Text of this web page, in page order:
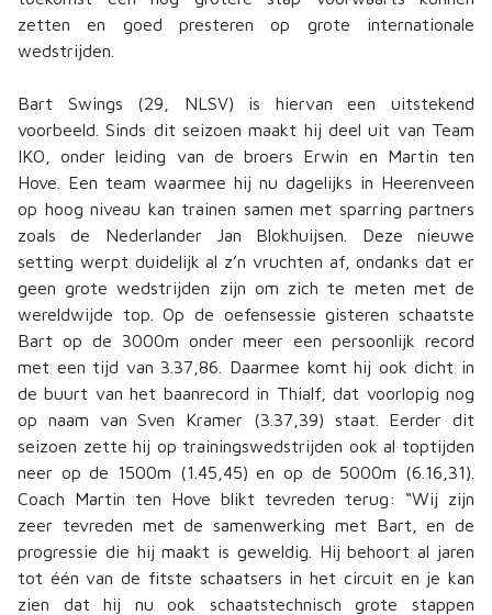
zetten en goed presteren op grote internationale
wedstrijden.
Bart Swings (29, NLSV) is hiervan een uitstekend
voorbeeld. Sinds dit seizoen maakt hij deel uit van Team
IKO, onder leiding van de broers Erwin en Martin ten
Hove. Een team waarmee hij nu dagelijks in Heerenveen
op hoog niveau kan trainen samen met sparring partners
zoals de Nederlander Jan Blokhuijsen. Deze nieuwe
setting werpt duidelijk al z’n vruchten af, ondanks dat er
geen grote wedstrijden zijn om zich te meten met de
wereldwijde top. Op de oefensessie gisteren schaatste
Bart op de 3000m onder meer een persoonlijk record
met een tijd van 3.37,86. Daarmee komt hij ook dicht in
de buurt van het baanrecord in Thialf, dat voorlopig nog
op naam van Sven Kramer (3.37,39) staat. Eerder dit
seizoen zette hij op trainingswedstrijden ook al toptijden
neer op de 1500m (1.45,45) en op de 5000m (6.16,31).
Coach Martin ten Hove blikt tevreden terug: “Wij zijn
zeer tevreden met de samenwerking met Bart, en de
progressie die hij maakt is geweldig. Hij behoort al jaren
tot één van de fitste schaatsers in het circuit en je kan
zien dat hij nu ook schaatstechnisch grote stappen